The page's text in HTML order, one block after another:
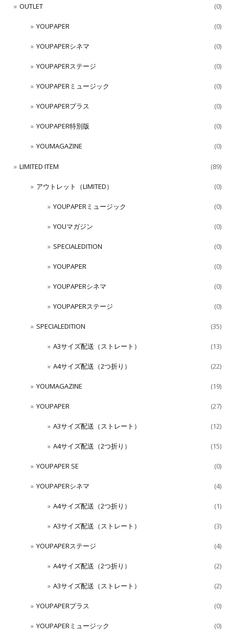
OUTLET (0)
YOUPAPER (0)
YOUPAPERシネマ (0)
YOUPAPERステージ (0)
YOUPAPERミュージック (0)
YOUPAPERプラス (0)
YOUPAPER特別版 (0)
YOUMAGAZINE (0)
LIMITED ITEM (89)
アウトレット（LIMITED） (0)
YOUPAPERミュージック (0)
YOUマガジン (0)
SPECIALEDITION (0)
YOUPAPER (0)
YOUPAPERシネマ (0)
YOUPAPERステージ (0)
SPECIALEDITION (35)
A3サイズ配送（ストレート） (13)
A4サイズ配送（2つ折り） (22)
YOUMAGAZINE (19)
YOUPAPER (27)
A3サイズ配送（ストレート） (12)
A4サイズ配送（2つ折り） (15)
YOUPAPER SE (0)
YOUPAPERシネマ (4)
A4サイズ配送（2つ折り） (1)
A3サイズ配送（ストレート） (3)
YOUPAPERステージ (4)
A4サイズ配送（2つ折り） (2)
A3サイズ配送（ストレート） (2)
YOUPAPERプラス (0)
YOUPAPERミュージック (0)